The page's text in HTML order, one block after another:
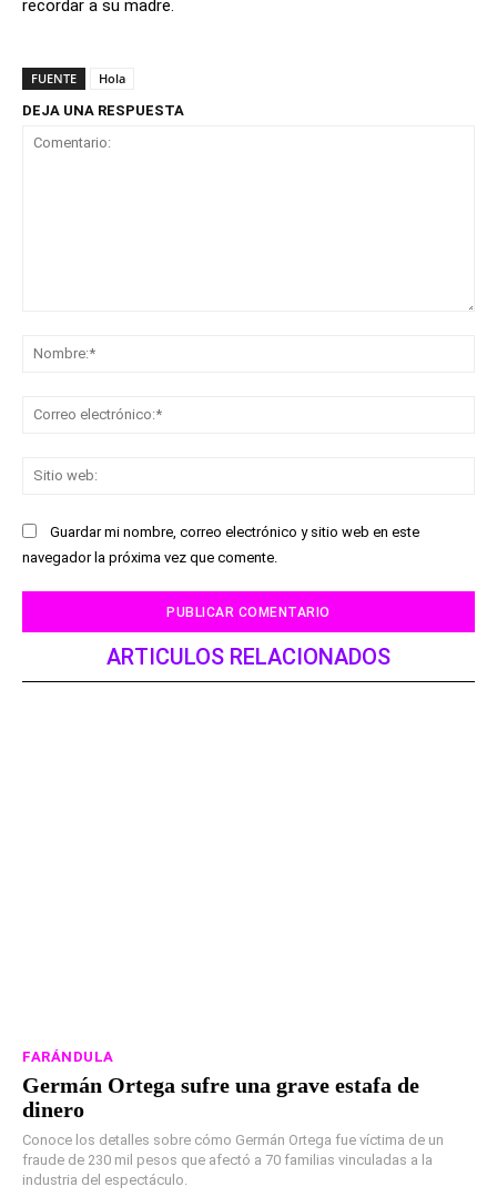
recordar a su madre.
FUENTE
Hola
DEJA UNA RESPUESTA
Guardar mi nombre, correo electrónico y sitio web en este
navegador la próxima vez que comente.
ARTICULOS RELACIONADOS
FARÁNDULA
Germán Ortega sufre una grave estafa de
dinero
Conoce los detalles sobre cómo Germán Ortega fue víctima de un
fraude de 230 mil pesos que afectó a 70 familias vinculadas a la
industria del espectáculo.